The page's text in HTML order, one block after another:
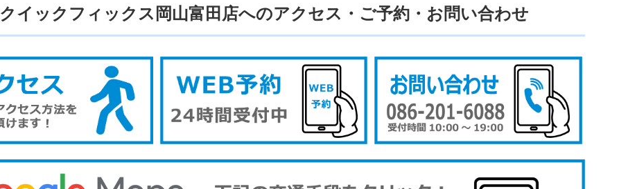
クイックフィックス岡山富田店へのアクセス・ご予約・お問い合わせ